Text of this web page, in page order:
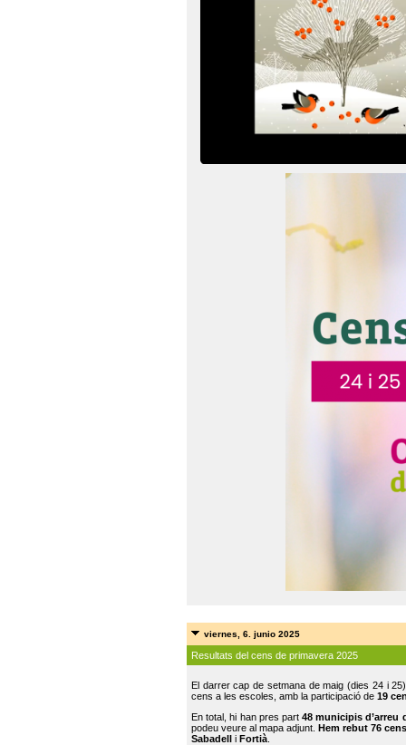
viernes, 6. junio 2025
Resultats del cens de primavera 2025
El darrer cap de setmana de maig (dies 24 i
cens a les escoles, amb la participació de 19
En total, hi han pres part48 municipis d’arreu
podeu veure al mapa adjunt. Hem rebut 76
Sabadell i Fortià